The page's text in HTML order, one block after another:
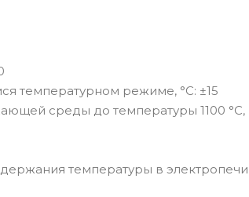
температурном режиме, °С: ±15
среды до температуры 1100 °С,
температуры в электропечи,